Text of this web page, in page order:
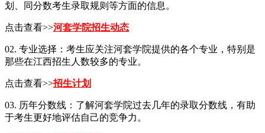
划、同分数考生录取规则等方面的信息。
点击查看>>河套学院招生动态
02. 专业选择：考生应关注河套学院提供的各个专业，特别是
那些在江西招生人数较多的专业。
点击查看>>招生计划
03. 历年分数线：了解河套学院过去几年的录取分数线，有助
于考生更好地评估自己的竞争力。